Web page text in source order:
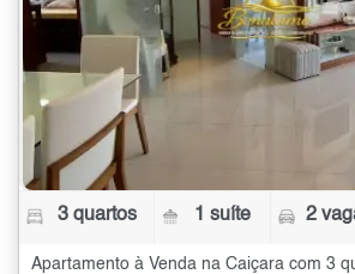
3 quartos 1 suíte 2
Apartamento à Venda na Caiçara com 3